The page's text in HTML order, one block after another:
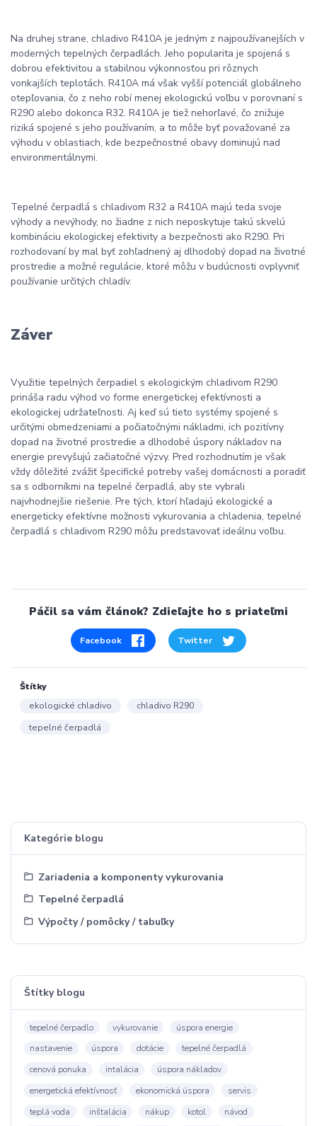
Kategórie blogu
Zariadenia a komponenty vykurovania
Tepelné čerpadlá
Výpočty / pomôcky / tabuľky
Štítky blogu
tepelné čerpadlo vykurovanie
úspora energie
nastavenie
úspora dotácie
tepelné čerpadlá
cenová ponuka
intalácia
úspora nákladov
energetická efektívnosť
ekonomická úspora
servis
teplá voda
inštalácia nákup kotol
návod
Na druhej strane, chladivo R410A je jedným z najpoužívanejších v
moderných tepelných čerpadlách. Jeho popularita je spojená s
dobrou efektivitou a stabilnou výkonnosťou pri rôznych
vonkajších teplotách. R410A má však vyšší potenciál globálneho
otepľovania, čo z neho robí menej ekologickú voľbu v porovnaní s
R290 alebo dokonca R32. R410A je tiež nehorľavé, čo znižuje
riziká spojené s jeho používaním, a to môže byť považované za
výhodu v oblastiach, kde bezpečnostné obavy dominujú nad
environmentálnymi.
Tepelné čerpadlá s chladivom R32 a R410A majú teda svoje
výhody a nevýhody, no žiadne z nich neposkytuje takú skvelú
kombináciu ekologickej efektivity a bezpečnosti ako R290. Pri
rozhodovaní by mal byť zohľadnený aj dlhodobý dopad na životné
prostredie a možné regulácie, ktoré môžu v budúcnosti ovplyvniť
používanie určitých chladív.
Záver
Využitie tepelných čerpadiel s ekologickým chladivom R290
prináša radu výhod vo forme energetickej efektívnosti a
ekologickej udržateľnosti. Aj keď sú tieto systémy spojené s
určitými obmedzeniami a počiatočnými nákladmi, ich pozitívny
dopad na životné prostredie a dlhodobé úspory nákladov na
energie prevyšujú začiatočné výzvy. Pred rozhodnutím je však
vždy dôležité zvážiť špecifické potreby vašej domácnosti a poradiť
sa s odborníkmi na tepelné čerpadlá, aby ste vybrali
najvhodnejšie riešenie. Pre tých, ktorí hľadajú ekologické a
energeticky efektívne možnosti vykurovania a chladenia, tepelné
čerpadlá s chladivom R290 môžu predstavovať ideálnu voľbu.
Páčil sa vám článok? Zdieľajte ho s priateľmi
Facebook Twitter
Štítky
ekologické chladivo
chladivo R290
tepelné čerpadlá